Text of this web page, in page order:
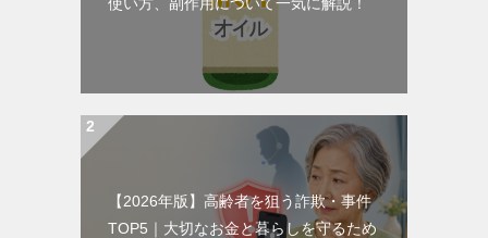
【2026年版】高齢者を狙う詐欺・事件
TOP5｜大切なお金と暮らしを守るため